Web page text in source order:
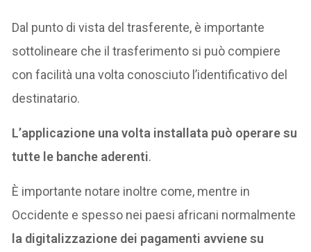
Dal punto di vista del trasferente, è importante
sottolineare che il trasferimento si può compiere
con facilità una volta conosciuto l’identificativo del
destinatario.
L’applicazione una volta installata può operare su
tutte le banche aderenti.
È importante notare inoltre come, mentre in
Occidente e spesso nei paesi africani normalmente
la digitalizzazione dei pagamenti avviene su